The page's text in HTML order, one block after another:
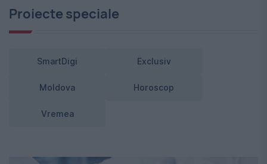
Proiecte speciale
SmartDigi Exclusiv
Moldova Horoscop
Vremea